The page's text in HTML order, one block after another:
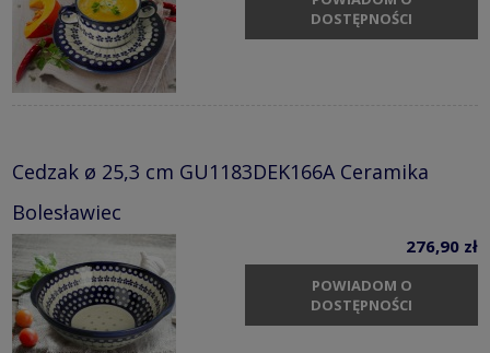
DOSTĘPNOŚCI
Cedzak ø 25,3 cm GU1183DEK166A Ceramika
Bolesławiec
276,90 zł
POWIADOM O
DOSTĘPNOŚCI